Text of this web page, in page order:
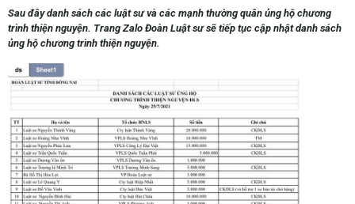
Sau đây danh sách các luật sư và các mạnh thường quân ủng hộ chương
trình thiện nguyện. Trang Zalo Đoàn Luật sư sẽ tiếp tục cập nhật danh sách
ủng hộ chương trình thiện nguyện.